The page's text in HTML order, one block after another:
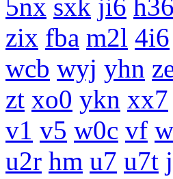
5nx sxk ji6 h36
zix fba m2l 4i6
wcb wyj yhn
zt xo0 ykn xx7
v1 v5 w0c vf
u2r hm u7 u7t